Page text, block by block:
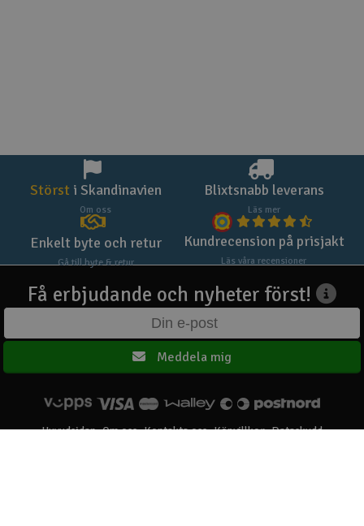
Störst i Skandinavien
Om oss
Blixtsnabb leverans
Läs mer
Enkelt byte och retur
Gå till byte & retur
Kundrecension på prisjakt
Läs våra recensioner
Få erbjudande och nyheter först!
Meddela mig
Huvudsidan Om oss Kontakta oss Köpvillkor Dataskydd